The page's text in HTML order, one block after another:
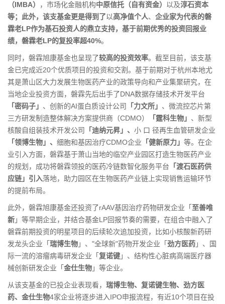
（IMBA）
，市场化金融机构中原信托（自有资金） 以及淳石资本
等；此外，该支基金更是得到了以高净值个人、 企业家为代表的磐
霖老LP作为基石投资人的鼎立支持，基于前期优秀的投资回报业
绩，磐霖老LP的复投率超40%。
同时，磐霖旭康基金也呈现了较高的投资效率。截至目前，该支基
金已完成近20个优质项目的投资和交割。基于前期对于杭州本地尤
其是萧山区大力发展生物医药产业的政策导向和产业集聚研究，在
当地企业投资方面，磐霖先后出手了DNA数据存储技术开发平台
「密码子」 、创新的AI蛋白质设计公司 「力文所」 、微流控芯片第
三方研发制造整体解决方案提供商（CDMO）
「霆科生物」 、新型
核酸自组装技术开发公司
「迪纳元昇」、 小 口 径再生血管研发企业
「领博生物」、 细胞和基因治疗CDMO企业 「健新原力」 等。在企
业引入方面，磐霖基于萧山当地的临空产业园区打造生物医药产业
的规划，成功将磐霖领投的医药冷链数智化服务平台 「渡石医药供
应链」引入落地，助力园区在生物医药产业链上实现销售运输环节
的提前布局。
此外，磐霖旭康基金还投资了rAAV基因治疗药物研发企业「 至善唯
新 」等早期企业，并结合基金LP回报节奏的需要，在组合中融入了
磐霖前期投资的明星项目的后续轮次追加投资，比如小核酸新药研
发龙头企业「 瑞博生物 」、"全球新"药物开发企业「 劲方医药 」、国
际一流的溶瘤病毒研发企业「 复诺键 」、结构性心脏病高端医疗器
械创新研发企业「 金仕生物 」等企业。
从该支基金的已投企业表现看， 瑞博生物、复诺键生物、劲方医
药、金仕生物4家企业将逐步进入IPO申报流程，有近10个项目在投